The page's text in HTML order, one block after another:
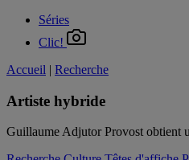
Séries
Clic!
Accueil | Recherche
Artiste hybride
Guillaume Adjutor Provost obtient